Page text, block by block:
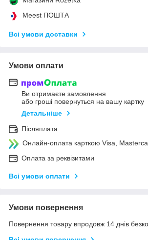
Meest ПОШТА
Всі умови доставки
Умови оплати
Ви отримаєте замовлення
або гроші повернуться на вашу картку
Детальніше
Післяплата
Онлайн-оплата карткою Visa,
Оплата за реквізитами
Всі умови оплати
Умови повернення
Повернення товару впродовж 14 днів